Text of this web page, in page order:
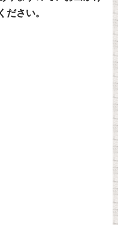
ださい。